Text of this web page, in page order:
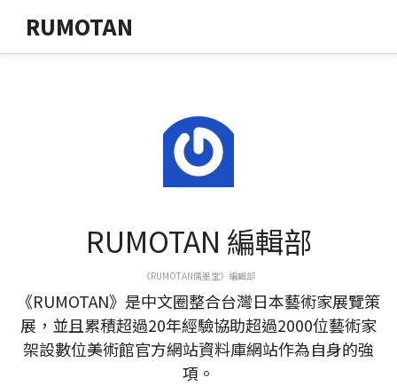
RUMOTAN
RUMOTAN 編輯部
《RUMOTAN儒墨堂》編輯部
《RUMOTAN》是中文圈整合台灣日本藝術家展覽策
展，並且累積超過20年經驗協助超過2000位藝術家
架設數位美術館官方網站資料庫網站作為自身的強
項。